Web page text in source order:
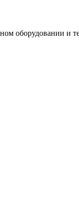
оборудовании и